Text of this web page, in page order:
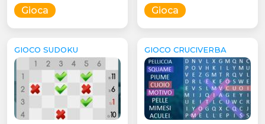
Gioca Gioca
GIOCO SUDOKU GIOCO CRUCIVERBA